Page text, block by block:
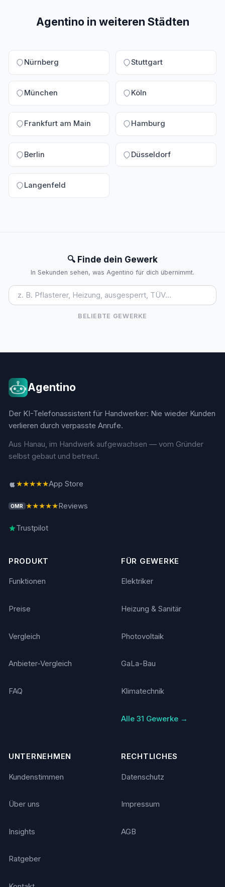
Branche.
Agentino in weiteren Städten
Nürnberg Stuttgart
München Köln
Frankfurt am Main Hamburg
Berlin Düsseldorf
Langenfeld
🔍 Finde dein Gewerk
In Sekunden sehen, was Agentino für dich übernimmt.
BELIEBTE GEWERKE
Agentino
Der KI-Telefonassistent für Handwerker: Nie wieder Kunden
verlieren durch verpasste Anrufe.
Aus Hanau, im Handwerk aufgewachsen — vom Gründer
selbst gebaut und betreut.
★★★★★App Store
OMR ★★★★★Reviews
Trustpilot
PRODUKT
Funktionen
Preise
Vergleich
Anbieter-Vergleich
FAQ
FÜR GEWERKE
Elektriker
Heizung & Sanitär
Photovoltaik
GaLa-Bau
Klimatechnik
Alle 31 Gewerke →
UNTERNEHMEN
Kundenstimmen
Über uns
Insights
Ratgeber
RECHTLICHES
Datenschutz
Impressum
AGB